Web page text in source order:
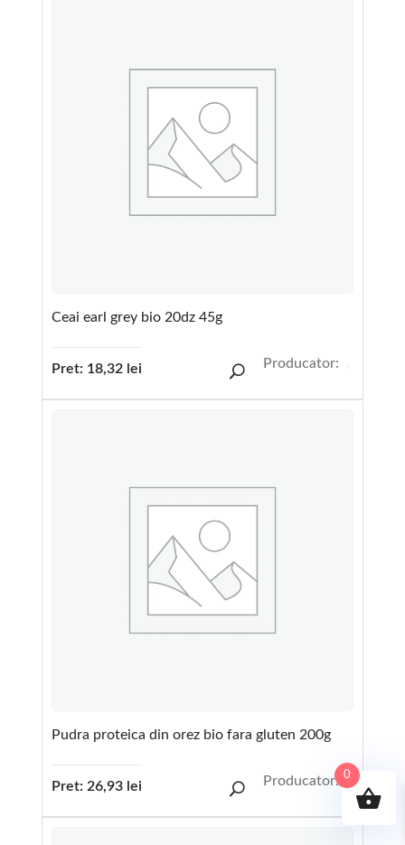
Ceai earl grey bio 20dz 45g
Pret: 18,32 lei Producator:
Pudra proteica din orez bio fara gluten 200g
Pret: 26,93 lei Producator: 0